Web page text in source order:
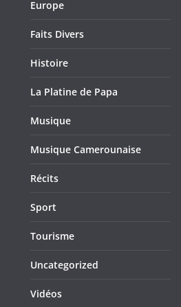
Europe
Faits Divers
Histoire
La Platine de Papa
Musique
Musique Camerounaise
Récits
Sport
Tourisme
Uncategorized
Vidéos